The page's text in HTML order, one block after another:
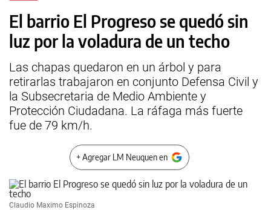
El barrio El Progreso se quedó sin
luz por la voladura de un techo
Las chapas quedaron en un árbol y para
retirarlas trabajaron en conjunto Defensa Civil y
la Subsecretaria de Medio Ambiente y
Protección Ciudadana. La ráfaga más fuerte
fue de 79 km/h.
+ Agregar LM Neuquen en
Claudio Maximo Espinoza